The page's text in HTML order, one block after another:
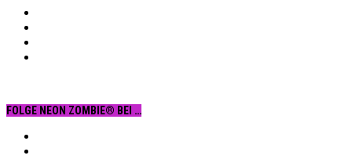
FOLGE NEON ZOMBIE® BEI …